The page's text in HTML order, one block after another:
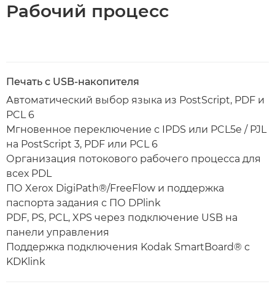
Рабочий процесс
Печать с USB-накопителя
Автоматический выбор языка из PostScript, PDF и
PCL 6
Мгновенное переключение с IPDS или PCL5e / PJL
на PostScript 3, PDF или PCL 6
Организация потокового рабочего процесса для
всех PDL
ПО Xerox DigiPath®/FreeFlow и поддержка
паспорта задания с ПО DPlink
PDF, PS, PCL, XPS через подключение USB на
панели управления
Поддержка подключения Kodak SmartBoard® с
KDKlink